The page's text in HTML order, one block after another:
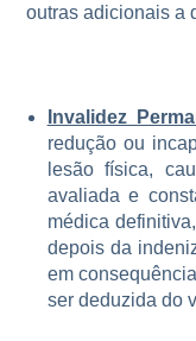
outras adicionais a
Invalidez
redução ou
lesão física,
avaliada e
médica
depois da
em
ser deduzida do